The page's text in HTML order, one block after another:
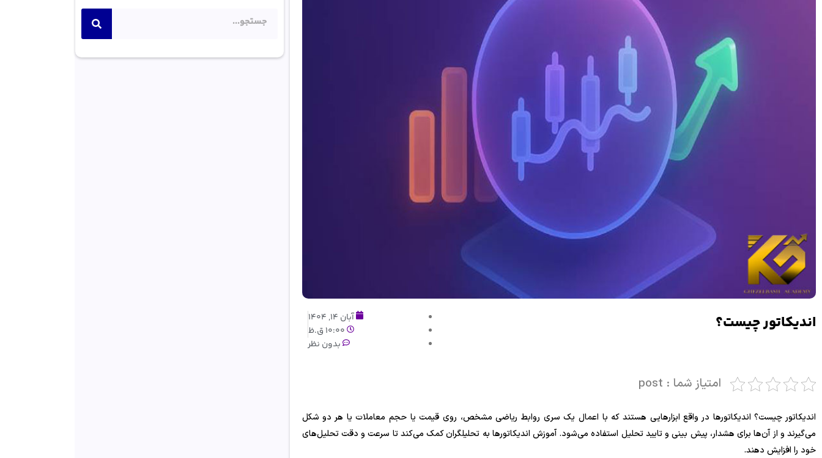
اندیکاتور چیست؟
آبان 14, 1404
10:00 ق.ظ
بدون نظر
امتیاز شما : post
اندیکاتور چیست؟ اندیکاتورها در واقع ابزارهایی هستند که با اعمال یک ‌سری روابط ریاضی مشخص، روی قیمت یا حجم معاملات یا هر دو شکل
می‌گیرند و از آن‌ها برای هشدار، پیش بینی و تایید تحلیل استفاده می‌شود. آموزش اندیکاتورها به تحلیلگران کمک می‌کند تا سرعت و دقت تحلیل‌های
خود را افزایش دهند.